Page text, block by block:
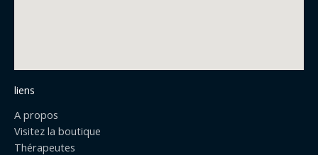
liens
A propos
Visitez la boutique
Thérapeutes